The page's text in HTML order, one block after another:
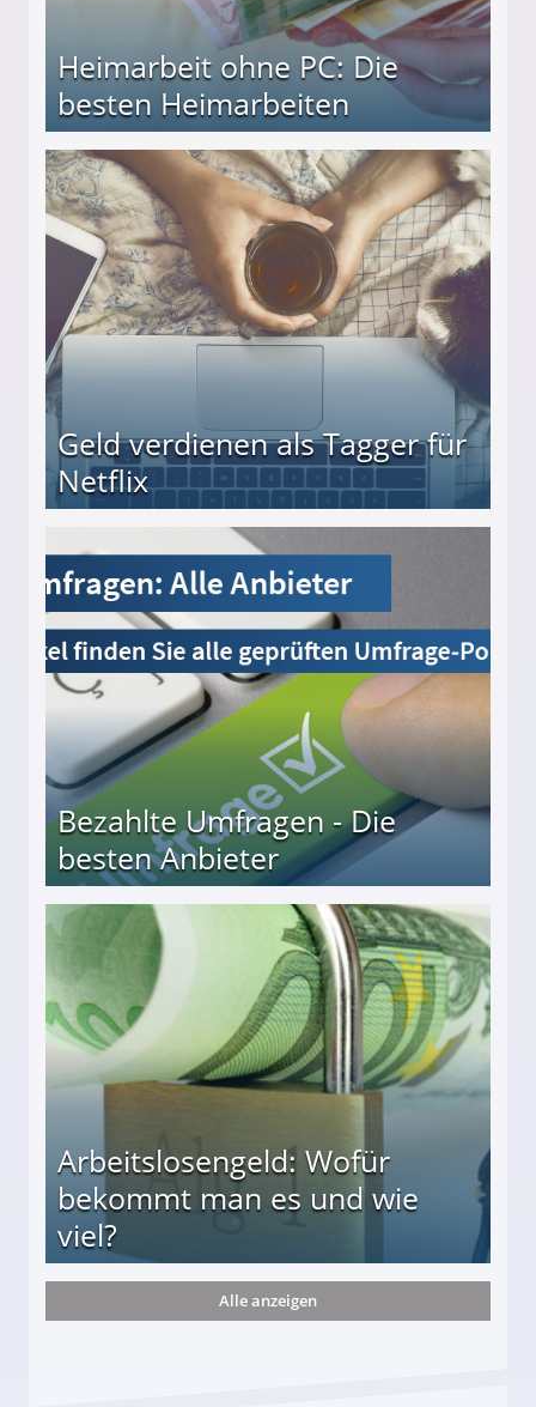
Heimarbeit ohne PC: Die
besten Heimarbeiten
Geld verdienen als Tagger für
Netflix
Bezahlte Umfragen - Die
besten Anbieter
Arbeitslosengeld: Wofür
bekommt man es und wie
viel?
und wie viel?
Alle anzeigen